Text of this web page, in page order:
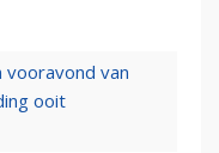
vooravond van
ooit